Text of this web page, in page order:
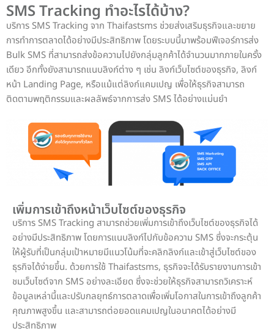
SMS Tracking ทำอะไรได้บ้าง?
บริการ SMS Tracking จาก Thaifastsms ช่วยส่งเสริมธุรกิจและขยาย
การทำการตลาดได้อย่างมีประสิทธิภาพ โดยระบบนี้มาพร้อมฟีเจอร์การส่ง
Bulk SMS ที่สามารถส่งข้อความไปยังกลุ่มลูกค้าได้จำนวนมากภายในครั้ง
เดียว อีกทั้งยังสามารถแนบลิงก์ต่าง ๆ เช่น ลิงก์เว็บไซต์ของธุรกิจ, ลิงก์
หน้า Landing Page, หรือแม้แต่ลิงก์แคมเปญ เพื่อให้ธุรกิจสามารถ
ติดตามพฤติกรรมและผลลัพธ์จากการส่ง SMS ได้อย่างแม่นยำ
เพิ่มการเข้าถึงหน้าเว็บไซต์ของธุรกิจ
บริการ SMS Tracking สามารถช่วยเพิ่มการเข้าถึงเว็บไซต์ของธุรกิจได้
อย่างมีประสิทธิภาพ โดยการแนบลิงก์ไปกับข้อความ SMS ซึ่งจะกระตุ้น
ให้ผู้รับที่เป็นกลุ่มเป้าหมายมีแนวโน้มที่จะคลิกลิงก์และเข้าสู่เว็บไซต์ของ
ธุรกิจได้ง่ายขึ้น. ด้วยการใช้ Thaifastsms, ธุรกิจจะได้รับรายงานการเข้า
ชมเว็บไซต์จาก SMS อย่างละเอียด ซึ่งจะช่วยให้ธุรกิจสามารถวิเคราะห์
ข้อมูลเหล่านี้และปรับกลยุทธ์การตลาดเพื่อเพิ่มโอกาสในการเข้าถึงลูกค้า
คุณภาพสูงขึ้น และสามารถต่อยอดแคมเปญในอนาคตได้อย่างมี
ประสิทธิภาพ